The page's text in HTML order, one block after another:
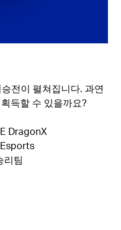
전이 펼쳐집니다. 과연
득할 수 있을까요?
DragonX
리팀